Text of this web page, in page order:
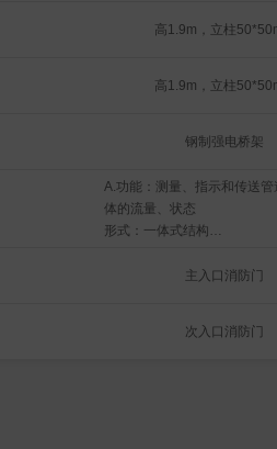
高1.9m，立柱
高1.9m，立柱
钢制强电桥架
A.功能：测量、指示和传送
体的流量、状态
形式：一体式结构
测量原理：利用法拉第电磁
电源：AC220V
主入口消防门
次入口消防门